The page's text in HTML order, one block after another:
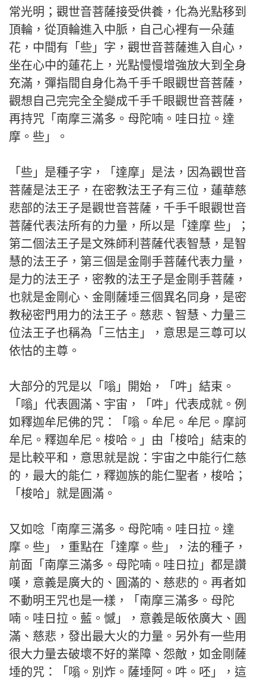
常光明；觀世音菩薩接受供養，化為光點移到
頂輪，從頂輪進入中脈，自己心裡有一朵蓮
花，中間有「些」字，觀世音菩薩進入自心，
坐在心中的蓮花上，光點慢慢增強放大到全身
充滿，彈指間自身化為千手千眼觀世音菩薩，
觀想自己完完全全變成千手千眼觀世音菩薩，
再持咒「南摩三滿多。母陀喃。哇日拉。達
摩。些」。
「些」是種子字，「達摩」是法，因為觀世音
菩薩是法王子，在密教法王子有三位，蓮華慈
悲部的法王子是觀世音菩薩，千手千眼觀世音
菩薩代表法所有的力量，所以是「達摩 些」；
第二個法王子是文殊師利菩薩代表智慧，是智
慧的法王子，第三個是金剛手菩薩代表力量，
是力的法王子，密教的法王子是金剛手菩薩，
也就是金剛心、金剛薩埵三個異名同身，是密
教秘密門用力的法王子。慈悲、智慧、力量三
位法王子也稱為「三怙主」，意思是三尊可以
依怙的主尊。
大部分的咒是以「嗡」開始，「吽」結束。
「嗡」代表圓滿、宇宙，「吽」代表成就。例
如釋迦牟尼佛的咒：「嗡。牟尼。牟尼。摩訶
牟尼。釋迦牟尼。梭哈。」由「梭哈」結束的
是比較平和，意思就是說：宇宙之中能行仁慈
的，最大的能仁，釋迦族的能仁聖者，梭哈；
「梭哈」就是圓滿。
又如唸「南摩三滿多。母陀喃。哇日拉。達
摩。些」，重點在「達摩。些」，法的種子，
前面「南摩三滿多。母陀喃。哇日拉」都是讚
嘆，意義是廣大的、圓滿的、慈悲的。再者如
不動明王咒也是一樣，「南摩三滿多。母陀
喃。哇日拉。藍。憾」，意義是皈依廣大、圓
滿、慈悲，發出最大火的力量。另外有一些用
很大力量去破壞不好的業障、怨敵，如金剛薩
埵的咒：「嗡。別炸。薩埵阿。吽。呸」，這